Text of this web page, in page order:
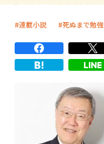
連載小説 死ぬまで勉強